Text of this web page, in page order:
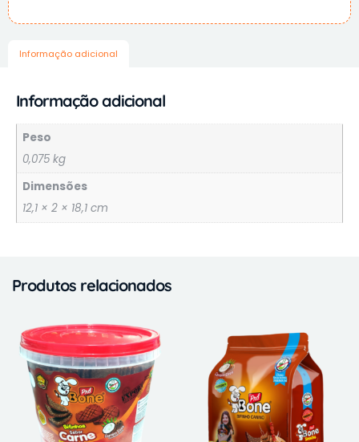
Informação adicional
Informação adicional
Peso
0,075 kg
Dimensões
12,1 × 2 × 18,1 cm
Produtos relacionados